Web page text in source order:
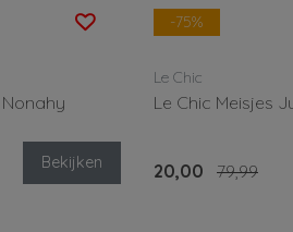
Nonahy
Bekijken
-75%
Le Chic
Le Chic Meisjes
20,00 79,99